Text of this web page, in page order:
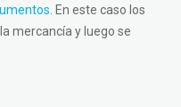
. En este caso los
mercancía y luego se